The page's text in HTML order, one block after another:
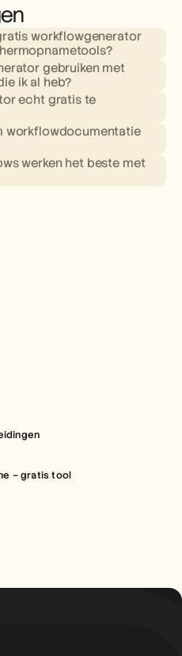
workflowgenerator
gebruiken met
ik al heb?
echt gratis te
workflowdocumentatie
werken het beste met
– gratis tool